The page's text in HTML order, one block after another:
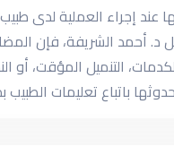
عند إجراء العملية لدى
د. أحمد الشريفة، فإن
التنميل المؤقت، أو
باتباع تعليمات الطبيب